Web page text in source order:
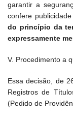
garantir a
confere
do princípio da
expressamente
V. Procedimento a
Essa decisão, de
Registros de
(Pedido de